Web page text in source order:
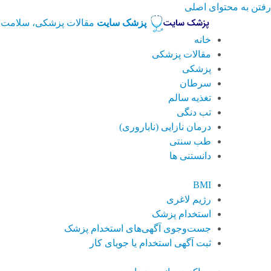
رفتن به محتوای اصلی
پزشک سایت مقالات پزشکی،
خانه
مقالات پزشکی
پزشکی
سرطان
تغذیه سالم
تب دنگی
درمان نازایی (ناباروری)
طب سنتی
دانستنی ها
BMI
رژیم لاغری
استخدام پزشک
جست‌وجوی آگهی‌های استخدام پزشک
ثبت آگهی استخدام یا جویای کار